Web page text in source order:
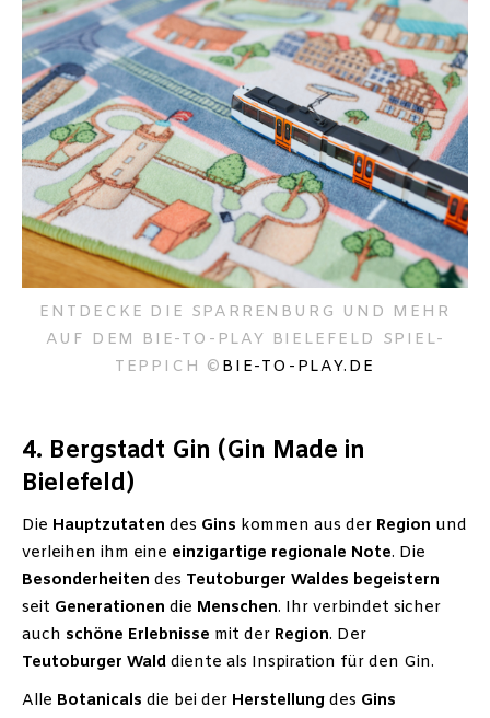
ENTDECKE DIE SPARRENBURG UND MEHR
AUF DEM BIE-TO-PLAY BIELEFELD SPIEL-
TEPPICH © BIE-TO-PLAY.DE
4. Bergstadt Gin (Gin Made in
Bielefeld)
Die Hauptzutaten des Gins kommen aus der Region und
verleihen ihm eine einzigartige regionale Note. Die
Besonderheiten des Teutoburger Waldes begeistern
seit Generationen die Menschen. Ihr verbindet sicher
auch schöne Erlebnisse mit der Region. Der
Teutoburger Wald diente als Inspiration für den Gin.
Alle Botanicals die bei der Herstellung des Gins